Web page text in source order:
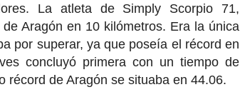
La atleta de Simply Scorpio 71,
Aragón en 10 kilómetros. Era la única
por superar, ya que poseía el récord en
concluyó primera con un tiempo de
récord de Aragón se situaba en 44.06.